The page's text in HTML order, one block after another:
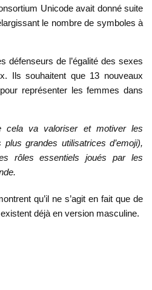
Unicode avait donné suite
le nombre de symboles à
défenseurs de l’égalité des sexes
Ils souhaitent que 13 nouveaux
représenter les femmes dans
cela va valoriser et motiver les
grandes utilisatrices d’emoji),
rôles essentiels joués par les
qu’il ne s’agit en fait que de
déjà en version masculine.